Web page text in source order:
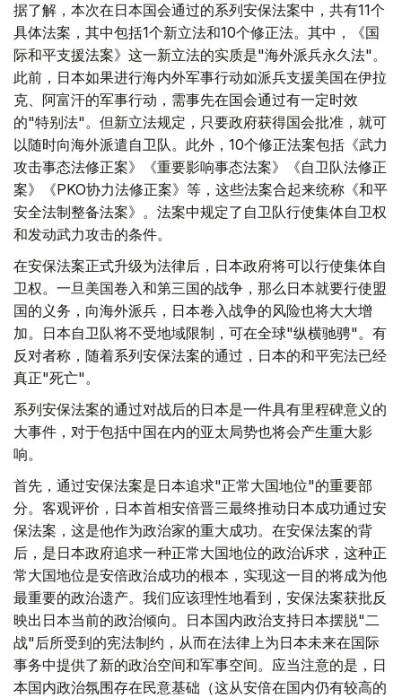
据了解，本次在日本国会通过的系列安保法案中，共有11个
具体法案，其中包括1个新立法和10个修正法。其中，《国
际和平支援法案》这一新立法的实质是"海外派兵永久法"。
此前，日本如果进行海内外军事行动如派兵支援美国在伊拉
克、阿富汗的军事行动，需事先在国会通过有一定时效
的"特别法"。但新立法规定，只要政府获得国会批准，就可
以随时向海外派遣自卫队。此外，10个修正法案包括《武力
攻击事态法修正案》《重要影响事态法案》《自卫队法修正
案》《PKO协力法修正案》等，这些法案合起来统称《和平
安全法制整备法案》。法案中规定了自卫队行使集体自卫权
和发动武力攻击的条件。
在安保法案正式升级为法律后，日本政府将可以行使集体自
卫权。一旦美国卷入和第三国的战争，那么日本就要行使盟
国的义务，向海外派兵，日本卷入战争的风险也将大大增
加。日本自卫队将不受地域限制，可在全球"纵横驰骋"。有
反对者称，随着系列安保法案的通过，日本的和平宪法已经
真正"死亡"。
系列安保法案的通过对战后的日本是一件具有里程碑意义的
大事件，对于包括中国在内的亚太局势也将会产生重大影
响。
首先，通过安保法案是日本追求"正常大国地位"的重要部
分。客观评价，日本首相安倍晋三最终推动日本成功通过安
保法案，这是他作为政治家的重大成功。在安保法案的背
后，是日本政府追求一种正常大国地位的政治诉求，这种正
常大国地位是安倍政治成功的根本，实现这一目的将成为他
最重要的政治遗产。我们应该理性地看到，安保法案获批反
映出日本当前的政治倾向。日本国内政治支持日本摆脱"二
战"后所受到的宪法制约，从而在法律上为日本未来在国际
事务中提供了新的政治空间和军事空间。应当注意的是，日
本国内政治氛围存在民意基础（这从安倍在国内仍有较高的